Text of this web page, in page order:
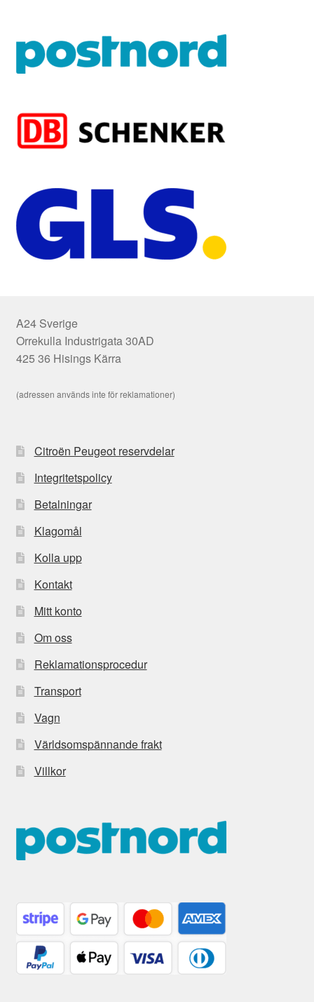
A24 Sverige
Orrekulla Industrigata 30AD
425 36 Hisings Kärra
(adressen används inte för reklamationer)
Citroën Peugeot reservdelar
Integritetspolicy
Betalningar
Klagomål
Kolla upp
Kontakt
Mitt konto
Om oss
Reklamationsprocedur
Transport
Vagn
Världsomspännande frakt
Villkor